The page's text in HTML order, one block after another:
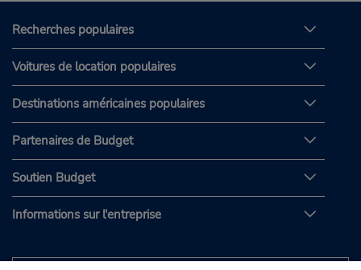
Recherches populaires
Voitures de location populaires
Destinations américaines populaires
Partenaires de Budget
Soutien Budget
Informations sur l'entreprise